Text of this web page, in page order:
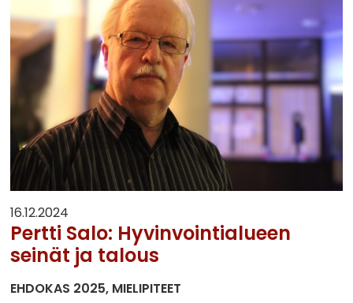
16.12.2024
Pertti Salo: Hyvinvointialueen
seinät ja talous
EHDOKAS 2025 MIELIPITEET